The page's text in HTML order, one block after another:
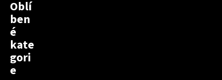
Oblí
ben
é
kate
gori
e